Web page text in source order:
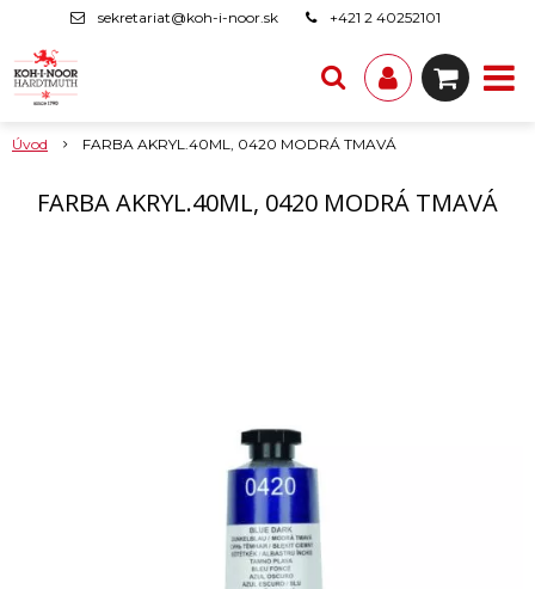
sekretariat@koh-i-noor.sk +421 2 40252101
Úvod FARBA AKRYL.40ML, 0420 MODRÁ TMAVÁ
FARBA AKRYL.40ML, 0420 MODRÁ TMAVÁ